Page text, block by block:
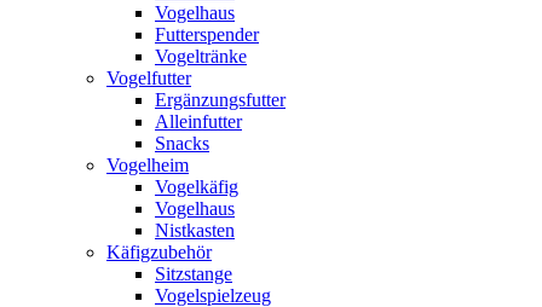
Vogelhaus
Futterspender
Vogeltränke
Vogelfutter
Ergänzungsfutter
Alleinfutter
Snacks
Vogelheim
Vogelkäfig
Vogelhaus
Nistkasten
Käfigzubehör
Sitzstange
Vogelspielzeug